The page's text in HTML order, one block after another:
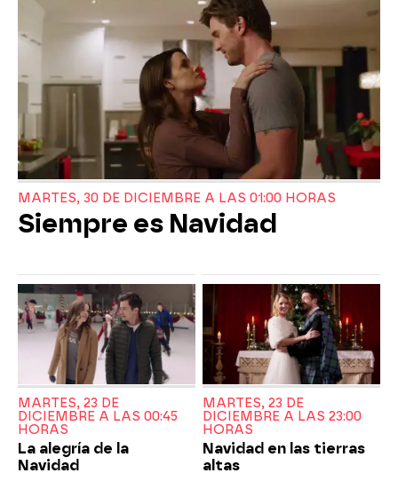
MARTES, 30 DE DICIEMBRE A LAS 01:00 HORAS
Siempre es Navidad
MARTES, 23 DE
DICIEMBRE A LAS 00:45
HORAS
La alegría de la
Navidad
MARTES, 23 DE
DICIEMBRE A LAS 23:00
HORAS
Navidad en las tierras
altas